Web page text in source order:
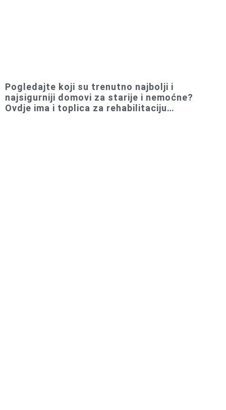
Pogledajte koji su trenutno najbolji i
najsigurniji domovi za starije i nemoćne?
Ovdje ima i toplica za rehabilitaciju…